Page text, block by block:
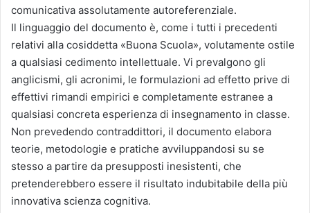
comunicativa assolutamente autoreferenziale.
Il linguaggio del documento è, come i tutti i precedenti
relativi alla cosiddetta «Buona Scuola», volutamente ostile
a qualsiasi cedimento intellettuale. Vi prevalgono gli
anglicismi, gli acronimi, le formulazioni ad effetto prive di
effettivi rimandi empirici e completamente estranee a
qualsiasi concreta esperienza di insegnamento in classe.
Non prevedendo contraddittori, il documento elabora
teorie, metodologie e pratiche avviluppandosi su se
stesso a partire da presupposti inesistenti, che
pretenderebbero essere il risultato indubitabile della più
innovativa scienza cognitiva.